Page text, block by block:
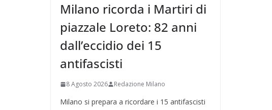
Milano ricorda i Martiri di
piazzale Loreto: 82 anni
dall’eccidio dei 15
antifascisti
8 Agosto 2026 Redazione Milano
Milano si prepara a ricordare i 15 antifascisti